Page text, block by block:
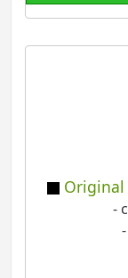
Original
-